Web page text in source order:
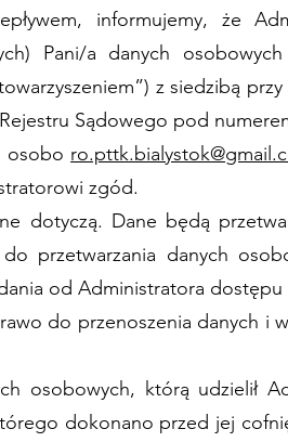
informujemy, że
Pani/a danych
z siedzibą
Sądowego pod
osobo
zgód.
dotyczą. Dane będą
przetwarzania danych
od Administratora
do przenoszenia danych i
osobowych, którą udzielił
dokonano przed jej